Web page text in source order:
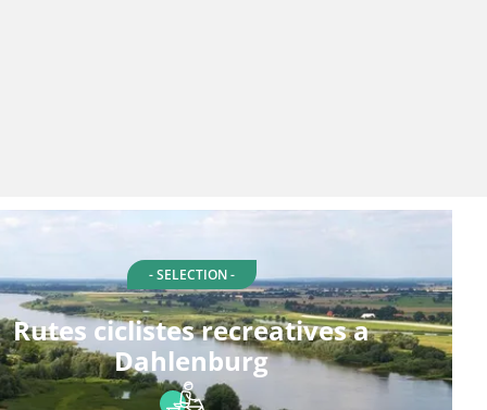
- SELECTION -
Rutes ciclistes recreatives a
Dahlenburg